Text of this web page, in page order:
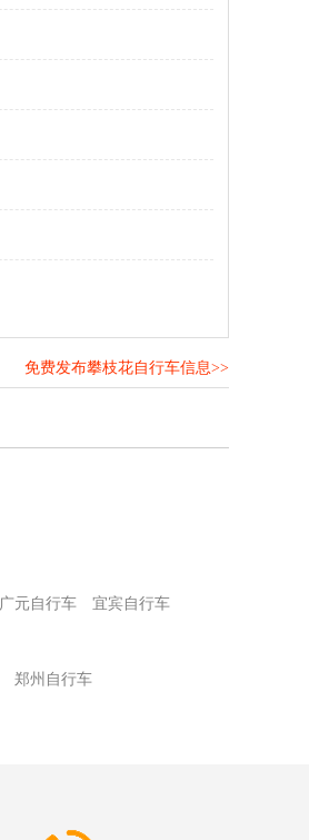
免费发布攀枝花自行车信息>>
广元自行车
宜宾自行车
郑州自行车